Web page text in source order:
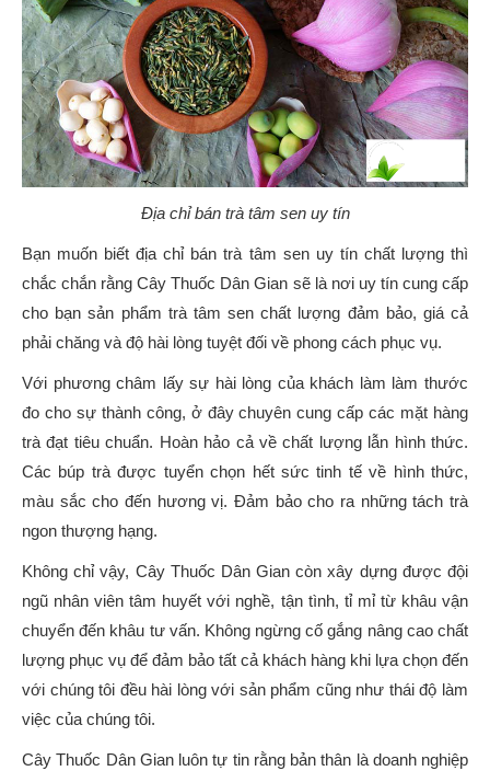
Địa chỉ bán trà tâm sen uy tín
Bạn muốn biết địa chỉ bán trà tâm sen uy tín chất lượng thì
chắc chắn rằng Cây Thuốc Dân Gian sẽ là nơi uy tín cung cấp
cho bạn sản phẩm trà tâm sen chất lượng đảm bảo, giá cả
phải chăng và độ hài lòng tuyệt đối về phong cách phục vụ.
Với phương châm lấy sự hài lòng của khách làm làm thước
đo cho sự thành công, ở đây chuyên cung cấp các mặt hàng
trà đạt tiêu chuẩn. Hoàn hảo cả về chất lượng lẫn hình thức.
Các búp trà được tuyển chọn hết sức tinh tế về hình thức,
màu sắc cho đến hương vị. Đảm bảo cho ra những tách trà
ngon thượng hạng.
Không chỉ vậy, Cây Thuốc Dân Gian còn xây dựng được đội
ngũ nhân viên tâm huyết với nghề, tận tình, tỉ mỉ từ khâu vận
chuyển đến khâu tư vấn. Không ngừng cố gắng nâng cao chất
lượng phục vụ để đảm bảo tất cả khách hàng khi lựa chọn đến
với chúng tôi đều hài lòng với sản phẩm cũng như thái độ làm
việc của chúng tôi.
Cây Thuốc Dân Gian luôn tự tin rằng bản thân là doanh nghiệp